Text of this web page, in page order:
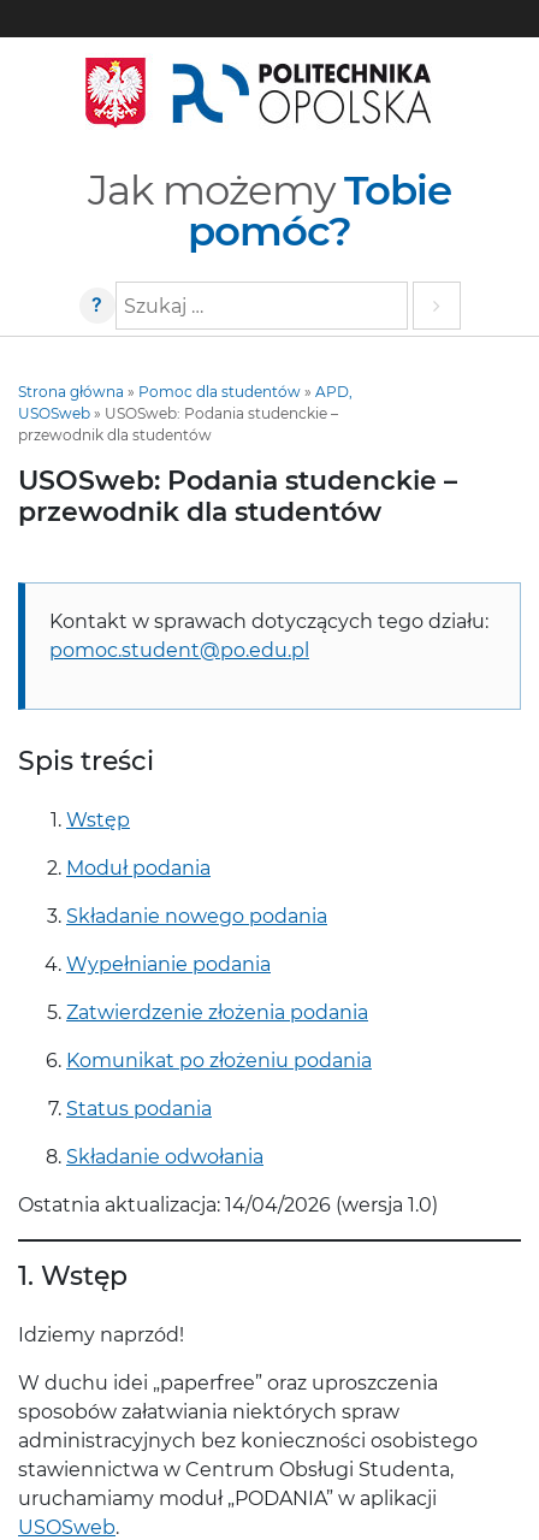
Jak możemyTobie
pomóc?
?
Szukaj
Strona główna » Pomoc dla studentów » APD,
USOSweb » USOSweb: Podania studenckie –
przewodnik dla studentów
USOSweb: Podania studenckie –
przewodnik dla studentów
Kontakt w sprawach dotyczących tego działu:
pomoc.student@po.edu.pl
Spis treści
Wstęp
Moduł podania
Składanie nowego podania
Wypełnianie podania
Zatwierdzenie złożenia podania
Komunikat po złożeniu podania
Status podania
Składanie odwołania
Ostatnia aktualizacja: 14/04/2026 (wersja 1.0)
1. Wstęp
Idziemy naprzód!
W duchu idei „paperfree” oraz uproszczenia
sposobów załatwiania niektórych spraw
administracyjnych bez konieczności osobistego
stawiennictwa w Centrum Obsługi Studenta,
uruchamiamy moduł „PODANIA” w aplikacji
USOSweb.